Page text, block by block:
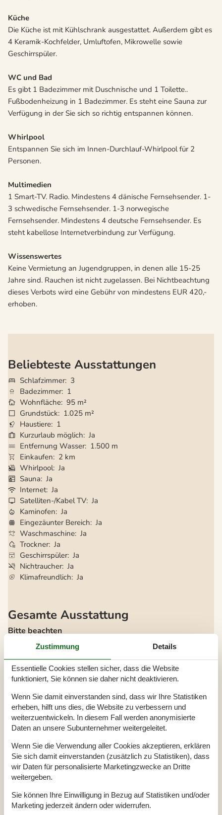
Küche
Die Küche ist mit Kühlschrank ausgestattet. Außerdem gibt es
4 Keramik-Kochfelder, Umluftofen, Mikrowelle sowie
Geschirrspüler.
WC und Bad
Es gibt 1 Badezimmer mit Duschnische und 1 Toilette..
Fußbodenheizung in 1 Badezimmer. Es steht eine Sauna zur
Verfügung in der Sie sich so richtig entspannen können.
Whirlpool
Entspannen Sie sich im Innen-Durchlauf-Whirlpool für 2
Personen.
Multimedien
1 Smart-TV. Radio. Mindestens 4 dänische Fernsehsender. 1-
3 schwedische Fernsehsender. 1-3 norwegische
Fernsehsender. Mindestens 4 deutsche Fernsehsender. Es
steht kabellose Internetverbindung zur Verfügung.
Wissenswertes
Keine Vermietung an Jugendgruppen, in denen alle 15-25
Jahre sind. Rauchen ist nicht zugelassen. Bei Nichtbeachtung
dieses Verbots wird eine Gebühr von mindestens EUR 420,-
erhoben.
Beliebteste Ausstattungen
Schlafzimmer 3
Badezimmer 1
Wohnfläche 95 m²
Grundstück
1.025 m²
Haustiere 1
Kurzurlaub möglich Ja
Entfernung Wasser 1.500 m
Einkaufen
2 km
Whirlpool Ja
Sauna Ja
Internet Ja
Satelliten-/Kabel TV Ja
Kaminofen Ja
Eingezäunter Bereich Ja
Waschmaschine Ja
Trockner Ja
Geschirrspüler Ja
Nichtraucher Ja
Klimafreundlich Ja
Gesamte Ausstattung
Bitte beachten
Keine Arbeiter auf Anfrage
Keine Jugendgruppen auf Anfrage
Rauchen ist verboten
Draußen
Geschäft 2 km
Gleiten
Grill 1
Größe des Grundstücks 1025 m²
Meer 1,5 km
Parkplatz beim Haus
Schaukel
Terrasse
Überdachte Terrasse
Einrichtung
Anzahl Erwachsene inkl. 4-11 Jahre 6
Baujahr 2005
Bebaute Fläche 95 m²
Zustimmung Details
Essentielle Cookies stellen sicher, dass die Website
funktioniert, Sie können sie daher nicht deaktivieren.
Wenn Sie damit einverstanden sind, dass wir Ihre Statistiken
erheben, hilft uns dies, die Website zu verbessern und
weiterzuentwickeln. In diesem Fall werden anonymisierte
Daten an unsere Subunternehmer weitergeleitet.
Wenn Sie die Verwendung aller Cookies akzeptieren, erklären
Sie sich damit einverstanden (zusätzlich zu Statistiken), dass
wir Daten für personalisierte Marketingzwecke an Dritte
weitergeben.
Sie können Ihre Einwilligung in Bezug auf Statistiken und/oder
Marketing jederzeit ändern oder widerrufen.